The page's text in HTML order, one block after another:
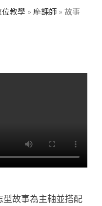
實踐研究
教學 » 摩課師 » 故事
故事為主軸並搭配